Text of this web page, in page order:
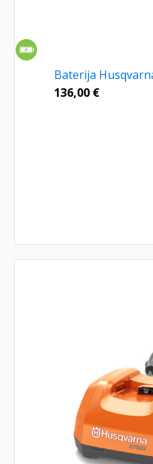
Baterija
136,00 €